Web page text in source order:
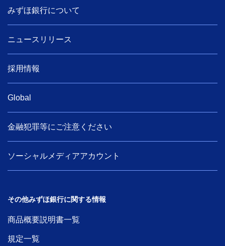
みずほ銀行について
ニュースリリース
採用情報
Global
金融犯罪等にご注意ください
ソーシャルメディアアカウント
その他みずほ銀行に関する情報
商品概要説明書一覧
規定一覧